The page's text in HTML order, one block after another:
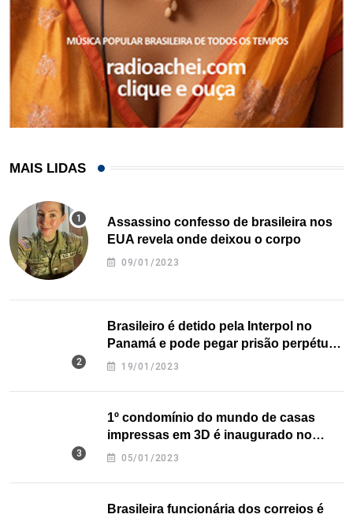
MAIS LIDAS
Assassino confesso de brasileira nos
EUA revela onde deixou o corpo
09/01/2023
Brasileiro é detido pela Interpol no
Panamá e pode pegar prisão perpétua
nos EUA
19/01/2023
1º condomínio do mundo de casas
impressas em 3D é inaugurado no
Texas
05/01/2023
Brasileira funcionária dos correios é